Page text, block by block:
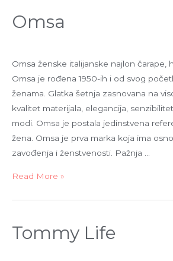
Omsa
Omsa ženske italijanske najlon čarape,
Omsa je rođena 1950-ih i od svog
ženama. Glatka šetnja zasnovana na
kvalitet materijala, elegancija,
modi. Omsa je postala jedinstvena
žena. Omsa je prva marka koja ima
zavođenja i ženstvenosti. Pažnja …
Read More »
Tommy Life